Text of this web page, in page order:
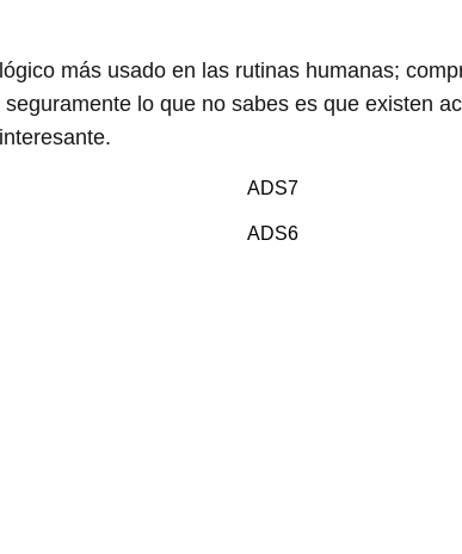
más usado en las rutinas humanas;
lo que no sabes es que existen
ADS7
ADS6